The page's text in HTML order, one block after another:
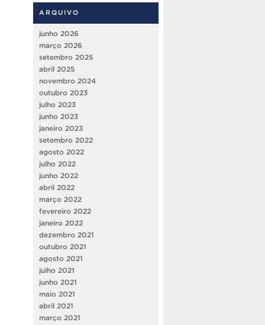
ARQUIVO
junho 2026
março 2026
setembro 2025
abril 2025
novembro 2024
outubro 2023
julho 2023
junho 2023
janeiro 2023
setembro 2022
agosto 2022
julho 2022
junho 2022
abril 2022
março 2022
fevereiro 2022
janeiro 2022
dezembro 2021
outubro 2021
agosto 2021
julho 2021
junho 2021
maio 2021
abril 2021
março 2021